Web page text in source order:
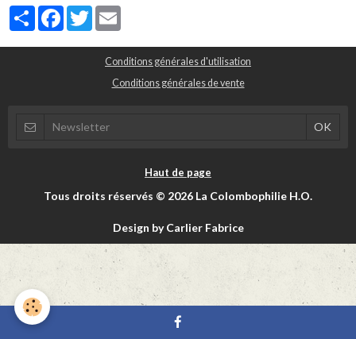
PartagerFacebook
Twitter
Conditions générales d'utilisation
Conditions générales de vente
Haut de page
Tous droits réservés © 2026 La Colombophilie H.O.
Design by Carlier Fabrice